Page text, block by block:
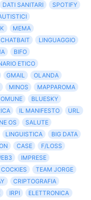
DATI SANITARI
SPOTIFY
MEMA
CHATBAIT
LINGUAGGIO
BIFO
ETICO
GMAIL
OLANDA
MINOS
MAPPAROMA
BLUESKY
IL MANIFESTO
URL
OS
SALUTE
LINGUISTICA
BIG DATA
CASE
F/LOSS
IMPRESE
COCKIES
TEAM JORGE
CRIPTOGRAFIA
IRPI
ELETTRONICA